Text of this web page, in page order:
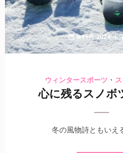
9 11月 2024
ウィンタースポーツ ・
心に残るスノボ
冬の風物詩ともいえ